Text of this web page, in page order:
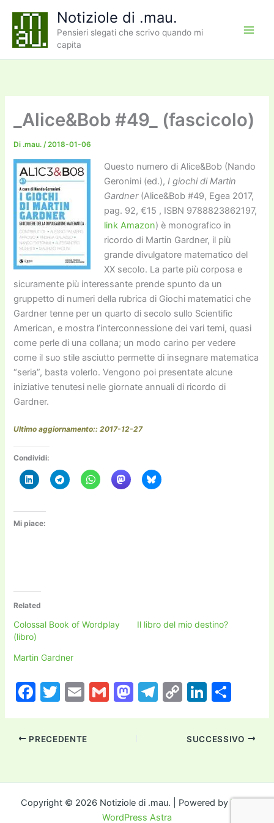
contenuto
Notiziole di .mau.
Pensieri slegati che scrivo quando mi
capita
_Alice&Bob #49_ (fascicolo)
Di .mau./2018-01-06
Questo numero di Alice&Bob (Nando
Geronimi (ed.),I giochi di Martin
Gardner(Alice&Bob #49, Egea 2017,
pag. 92, €15 , ISBN 9788823862197,
link Amazon) è monografico in
ricordo di Martin Gardner, il più
grande divulgatore matematico del
XX secolo. La parte più corposa e
sicuramente più interessante prende spunto da un
gruppetto di numeri della rubrica di Giochi matematici che
Gardner tenne per un quarto di secolo sullo Scientific
American, e mostra l’interconnessione dei vari temi, quasi
come perle di una collana; un modo carino per vedere
come il suo stile asciutto permette di insegnare matematica
“seria”, basta volerlo. Vengono poi presentate alcune
iniziative tenutesi nelle giornate annuali di ricordo di
Gardner.
Ultimo aggiornamento:: 2017-12-27
Condividi:
Mi piace:
Related
Colossal Book of Wordplay
(libro)
Il libro del mio destino?
Martin Gardner
F
c
e
o
o
T
itt
er
E
ai
l
G
M
o
n
T
m
C
p
y
n
k
Li
k
e
n
n
di
di
PRECEDENTE SUCCESSIVO
Copyright © 2026 Notiziole di .mau. | Powered by Tema
WordPress Astra